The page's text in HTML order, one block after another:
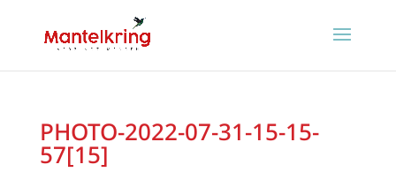
PHOTO-2022-07-31-15-15-
57[15]